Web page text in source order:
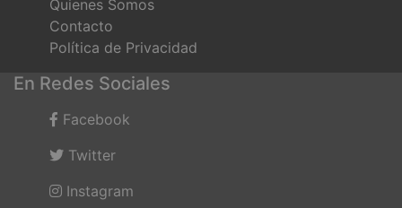
Quienes Somos
Contacto
Política de Privacidad
En Redes Sociales
Facebook
Twitter
Instagram